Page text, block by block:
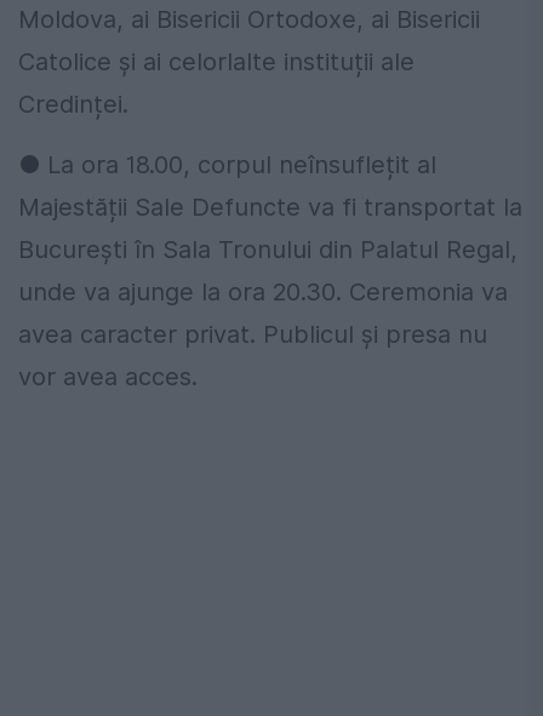
Moldova, ai Bisericii Ortodoxe, ai Bisericii
Catolice și ai celorlalte instituții ale
Credinței.
● La ora 18.00, corpul neînsuflețit al
Majestății Sale Defuncte va fi transportat la
București în Sala Tronului din Palatul Regal,
unde va ajunge la ora 20.30. Ceremonia va
avea caracter privat. Publicul și presa nu
vor avea acces.